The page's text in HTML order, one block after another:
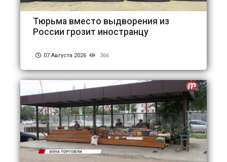
Тюрьма вместо выдворения из
России грозит иностранцу
07 Августа 2026 366